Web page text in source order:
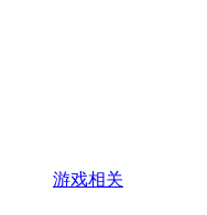
游戏相关